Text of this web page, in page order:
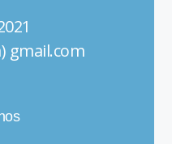
2021
gmail.com